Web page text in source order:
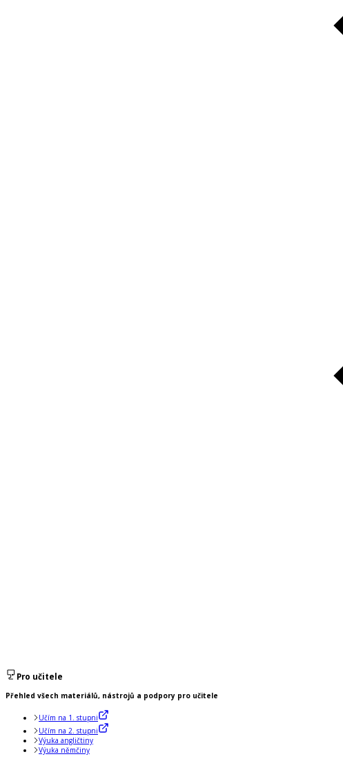
Pro učitele
Přehled všech materiálů, nástrojů a podpory pro učitele
Učím na 1. stupni
Učím na 2. stupni
Výuka angličtiny
Výuka němčiny